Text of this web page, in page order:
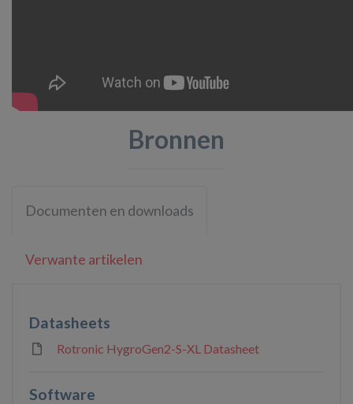
Bronnen
Documenten en downloads
Verwante artikelen
Datasheets
Rotronic HygroGen2-S-XL Datasheet
Software